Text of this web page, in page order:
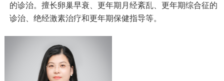
的诊治。擅长卵巢早衰、更年期月经紊乱、更年期综合征的
诊治、绝经激素治疗和更年期保健指导等。